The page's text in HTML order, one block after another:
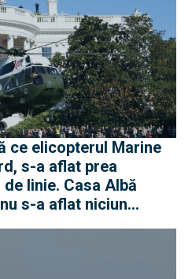
ce elicopterul Marine
s-a aflat prea
linie. Casa Albă
s-a aflat niciun